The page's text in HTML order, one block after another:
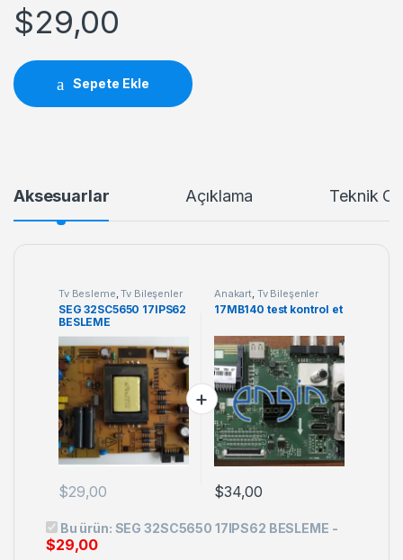
$29,00
Sepete Ekle
Aksesuarlar Açıklama Teknik
Tv Besleme ,Tv Bileşenler
SEG 32SC5650 17IPS62
BESLEME
$29,00
Anakart Tv Bileşenler
17MB140 test kontrol et
$34,00
Bu ürün: SEG 32SC5650 17IPS62 BESLEME -
$29,00